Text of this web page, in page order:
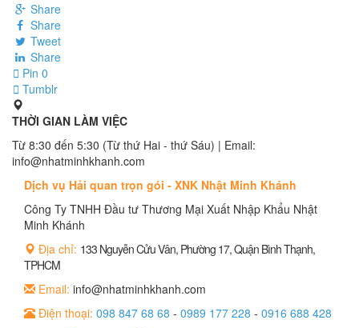
Share
Share
Tweet
Share
Pin 0
Tumblr
THỜI GIAN LÀM VIỆC
Từ 8:30 đến 5:30 (Từ thứ Hai - thứ Sáu) | Email:
info@nhatminhkhanh.com
Dịch vụ Hải quan trọn gói - XNK Nhật Minh Khánh
Công Ty TNHH Đầu tư Thương Mại Xuất Nhập Khẩu Nhật
Minh Khánh
Địa chỉ: 133 Nguyễn Cửu Vân, Phường 17, Quận Bình Thạnh,
TPHCM
Email: info@nhatminhkhanh.com
Điện thoại: 098 847 68 68 - 0989 177 228 - 0916 688 428